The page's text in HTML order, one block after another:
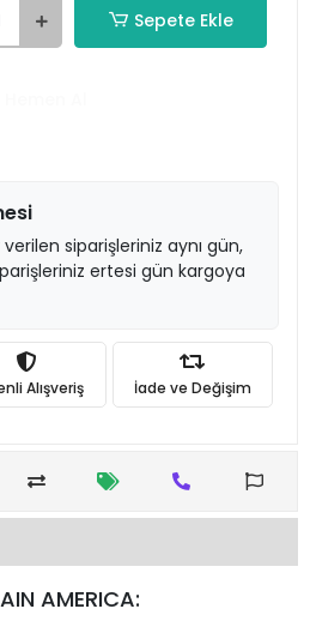
Sepete Ekle
siparişleriniz aynı gün,
ertesi gün kargoya
Alışveriş İade ve Değişim
AMERICA: